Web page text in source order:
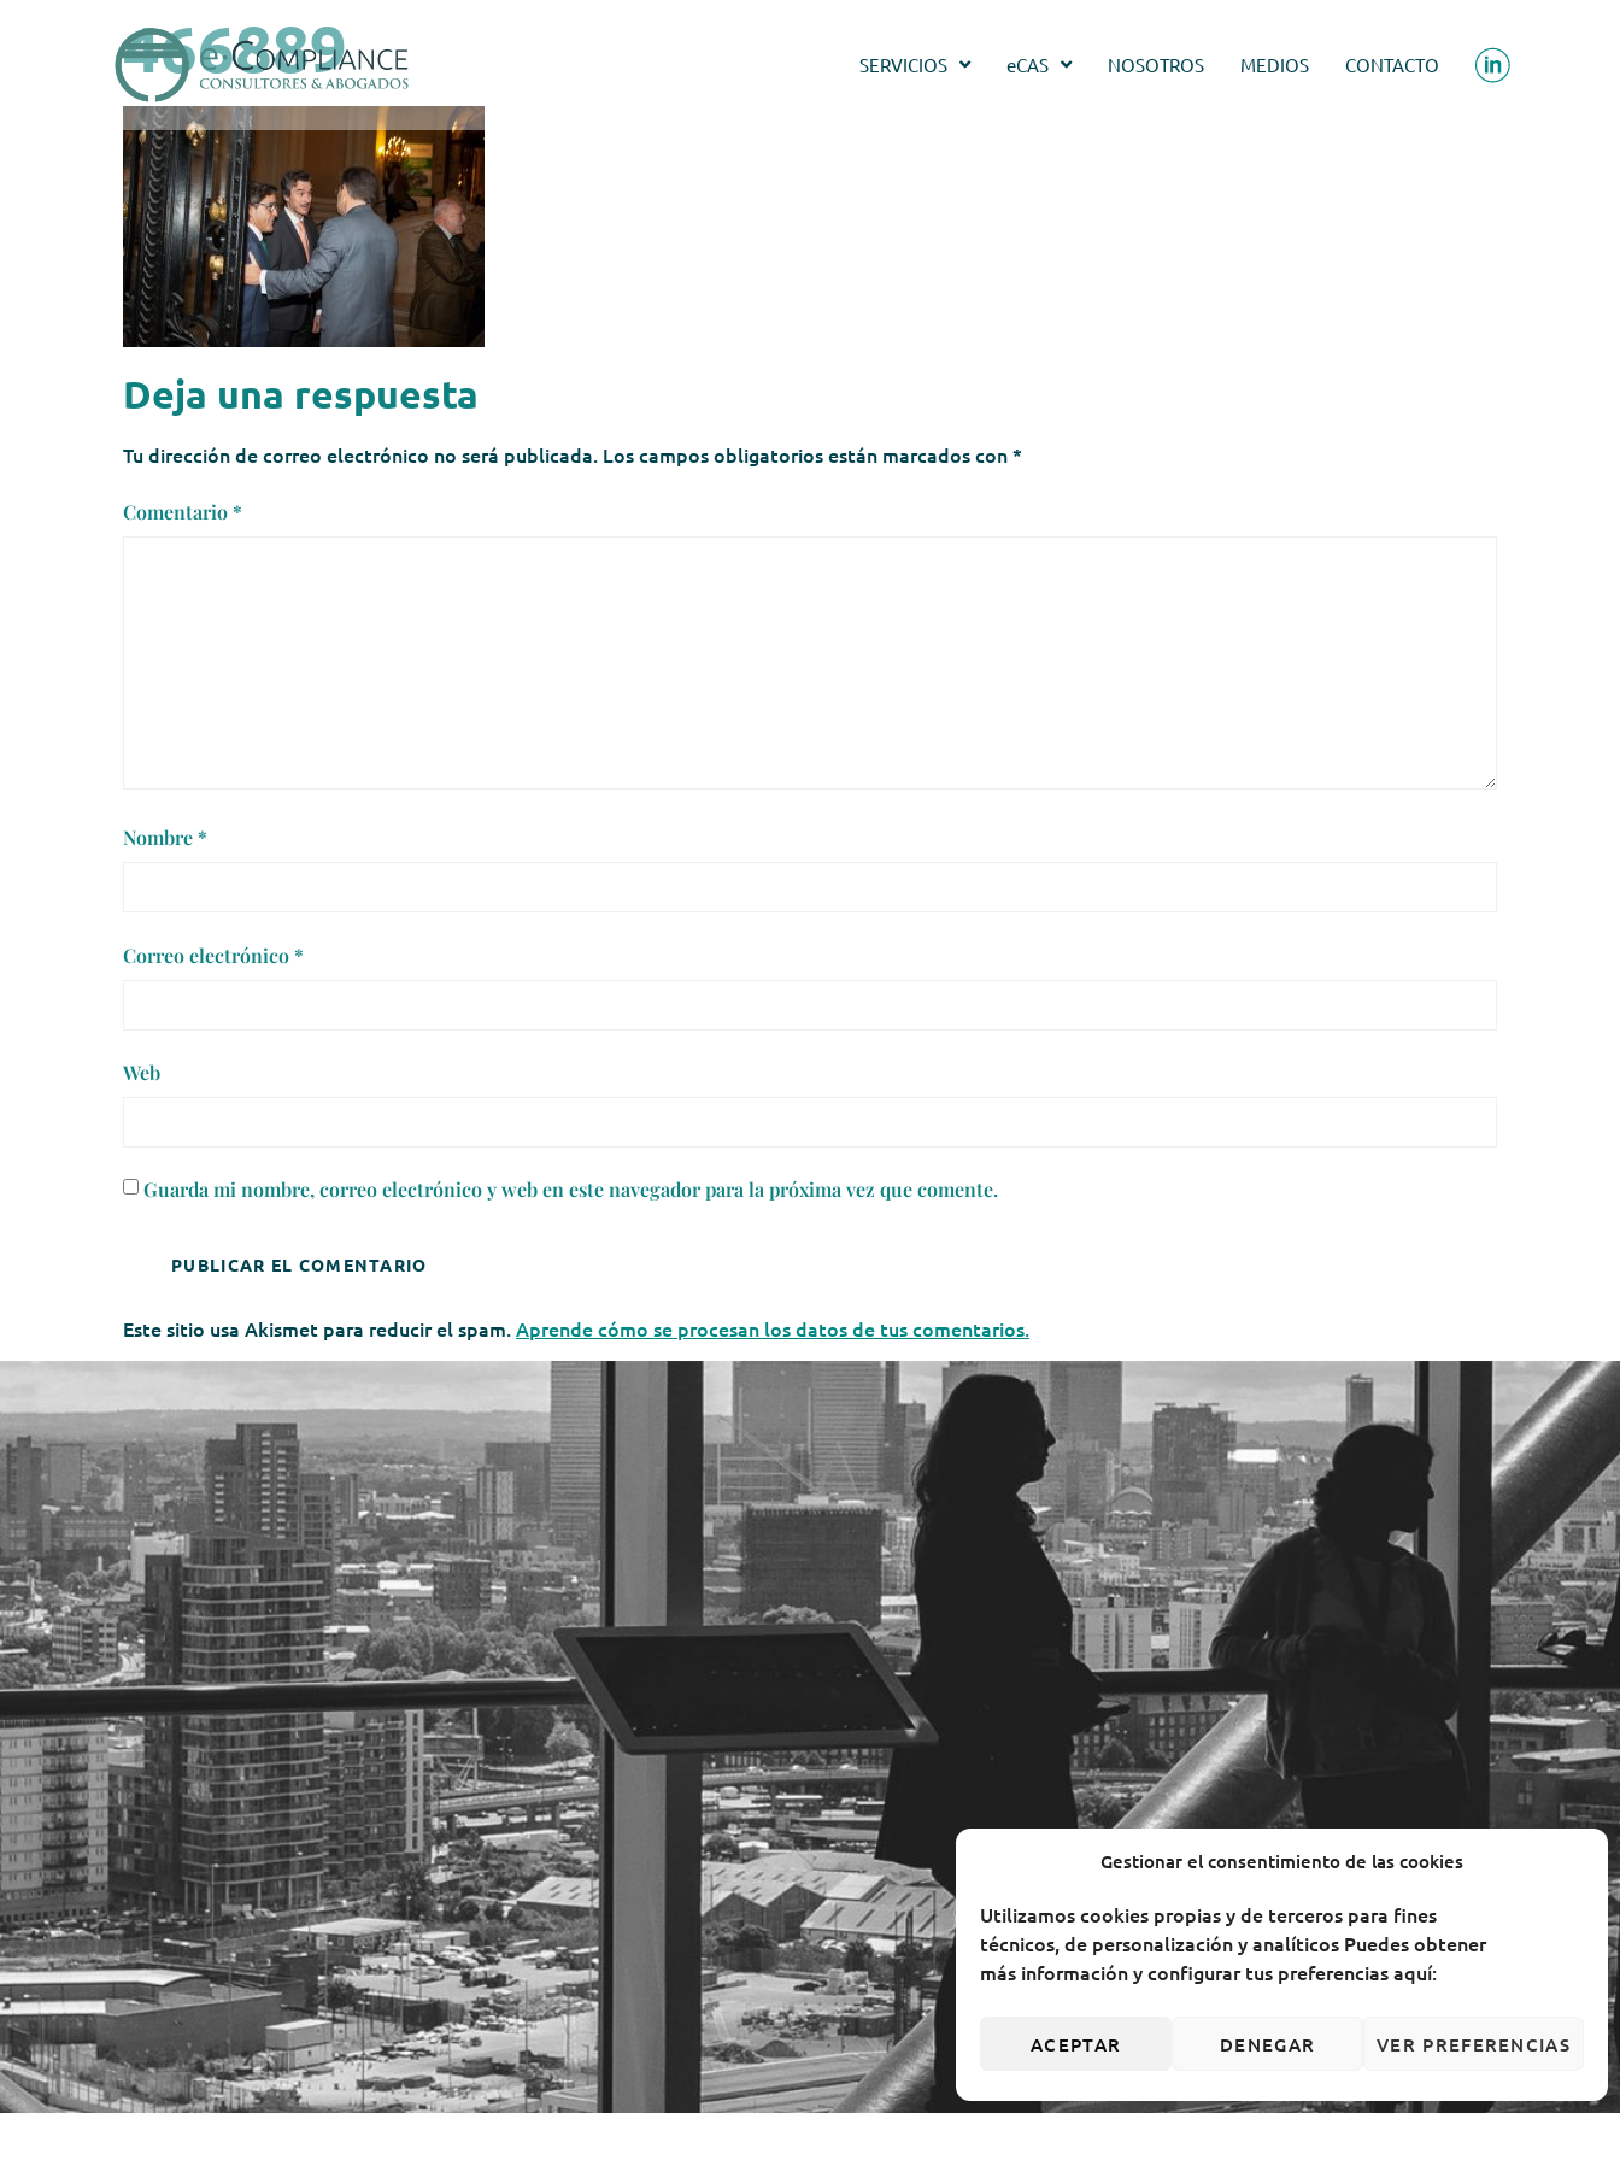
Gestionar el consentimiento de las cookies
Utilizamos cookies propias y de terceros para fines
técnicos, de personalización y analíticos Puedes obtener
más información y configurar tus preferencias aquí:
ACEPTAR DENEGAR VER PREFERENCIAS
SERVICIOS eCAS NOSOTROS MEDIOS CONTACTO
466889
Deja una respuesta
Tu dirección de correo electrónico no será publicada. Los campos obligatorios están marcados con*
Comentario *
Nombre *
Correo electrónico *
Web
Guarda mi nombre, correo electrónico y web en este navegador para la próxima vez que comente.
Este sitio usa Akismet para reducir el spam.Aprende cómo se procesan los datos de tus comentarios.